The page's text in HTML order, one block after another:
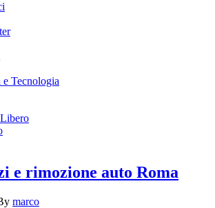
e Tecnologia
e rimozione auto Roma
marco